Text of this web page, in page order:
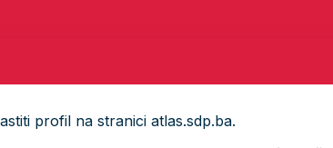
profil na stranici atlas.sdp.ba.